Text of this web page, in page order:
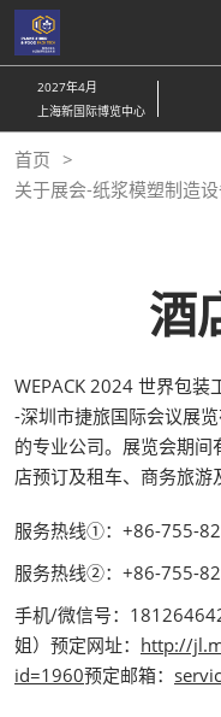
直
接
跳
至
内
容
2027年4月
上海新国际博览中心
首页
关于展会-纸浆模塑制造
酒
WEPACK 2024 世界包
-深圳市捷旅国际会议展
的专业公司。展览会期
店预订及租车、商务旅游
服务热线①：+86-755-
服务热线②：+86-755-
手机/微信号：
姐）预定网址： http://
id=1960预定邮箱：